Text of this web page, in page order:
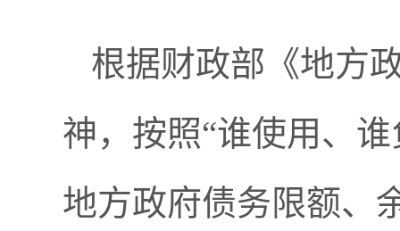
根据财政部《地方
神，按照“谁使用、
地方政府债务限额、